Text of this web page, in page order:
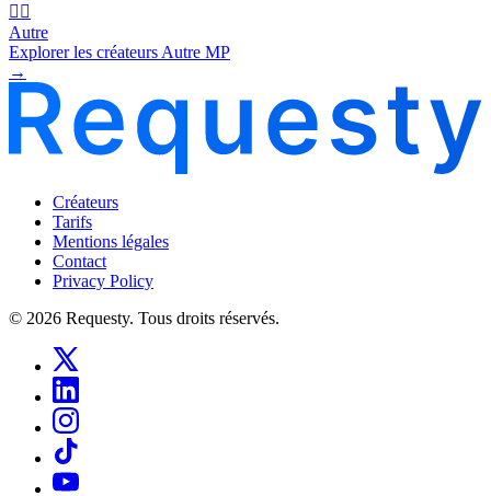
🧜‍♂️
Autre
Explorer les créateurs Autre MP
→
Créateurs
Tarifs
Mentions légales
Contact
Privacy Policy
© 2026 Requesty. Tous droits réservés.